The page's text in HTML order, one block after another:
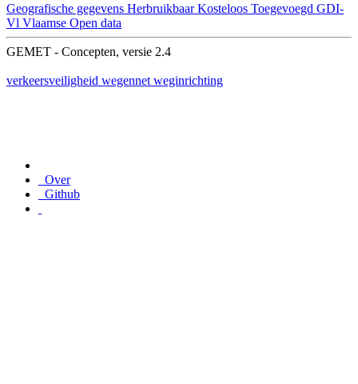
Geografische gegevens Herbruikbaar Kosteloos Toegevoegd GDI-
Vl Vlaamse Open data
GEMET - Concepten, versie 2.4
verkeersveiligheid wegennet weginrichting
Over
Github